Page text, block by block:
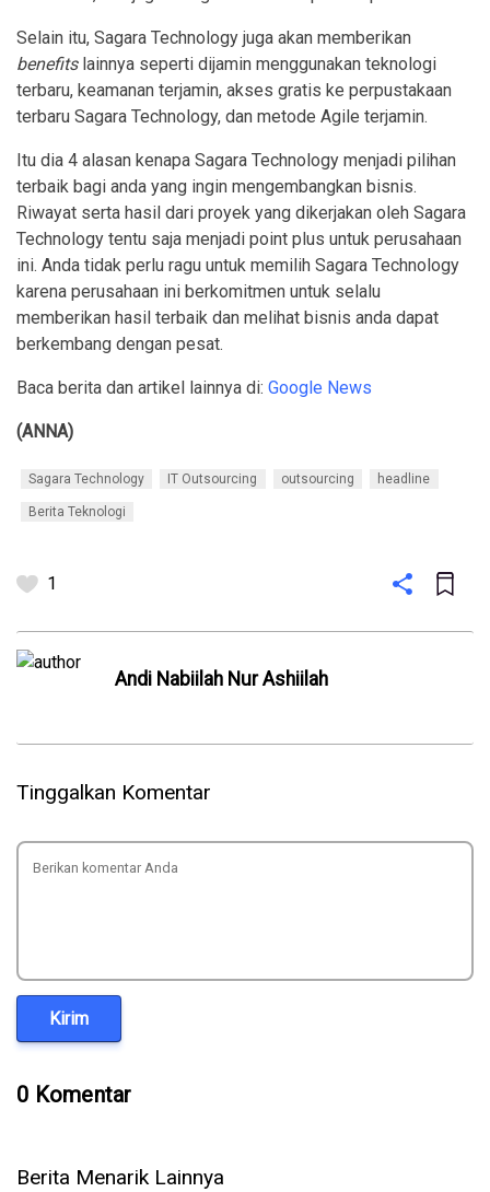
Selain itu, Sagara Technology juga akan memberikan
benefitslainnya seperti dijamin menggunakan teknologi
terbaru, keamanan terjamin, akses gratis ke perpustakaan
terbaru Sagara Technology, dan metode Agile terjamin.
Itu dia 4 alasan kenapa Sagara Technology menjadi pilihan
terbaik bagi anda yang ingin mengembangkan bisnis.
Riwayat serta hasil dari proyek yang dikerjakan oleh Sagara
Technology tentu saja menjadi point plus untuk perusahaan
ini. Anda tidak perlu ragu untuk memilih Sagara Technology
karena perusahaan ini berkomitmen untuk selalu
memberikan hasil terbaik dan melihat bisnis anda dapat
berkembang dengan pesat.
Baca berita dan artikel lainnya di: Google News
(ANNA)
Sagara Technology IT Outsourcing outsourcing headline
Berita Teknologi
1
Andi Nabiilah Nur Ashiilah
Tinggalkan Komentar
Kirim
0 Komentar
Berita Menarik Lainnya